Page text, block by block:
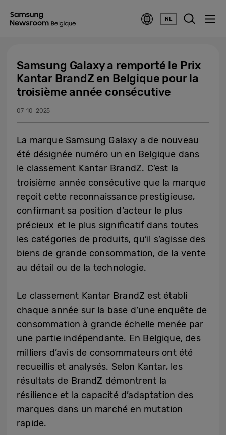
NL
Samsung Galaxy a remporté le Prix
Kantar BrandZ en Belgique pour la
troisième année consécutive
07-10-2025
La marque Samsung Galaxy a de nouveau
été désignée numéro un en Belgique dans
le classement Kantar BrandZ. C’est la
troisième année consécutive que la marque
reçoit cette reconnaissance prestigieuse,
confirmant sa position d’acteur le plus
précieux et le plus significatif dans toutes
les catégories de produits, qu’il s’agisse des
biens de grande consommation, de la vente
au détail ou de la technologie.
Le classement Kantar BrandZ est établi
chaque année sur la base d’une enquête de
consommation à grande échelle menée par
une partie indépendante. En Belgique, des
milliers d’avis de consommateurs ont été
recueillis et analysés. Selon Kantar, les
résultats de BrandZ démontrent la
résilience et la capacité d’adaptation des
marques dans un marché en mutation
rapide.